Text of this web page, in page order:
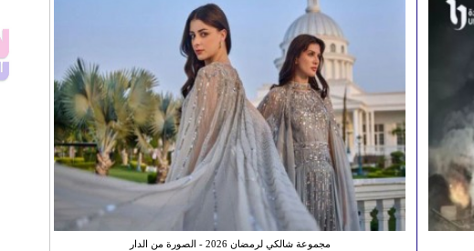
مجموعة شالكي لرمضان 2026 - الصورة من الدار